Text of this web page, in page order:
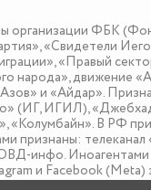
организации ФБК
«Свидетели
«Правый
народа», движение
и «Айдар».
(ИГ, ИГИЛ),
«Колумбайн». В РФ
признаны:
инфо.
и Facebook